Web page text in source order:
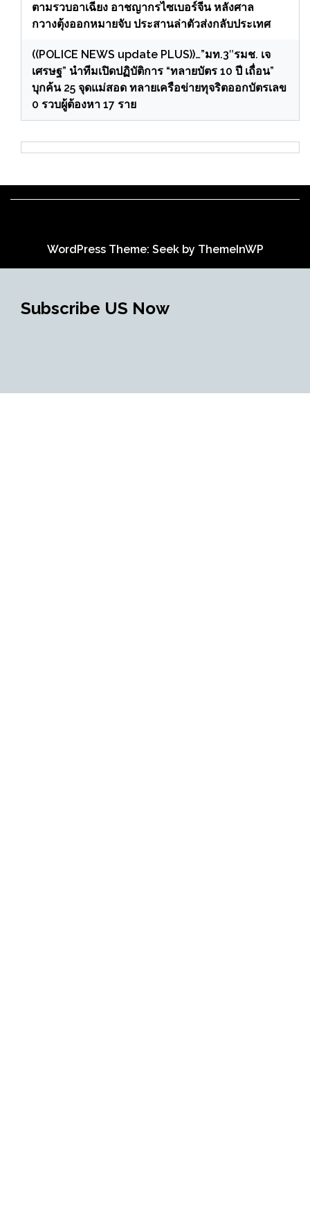
ตามรวบอาเฉียง อาชญากรไซเบอร์จีน หลังศาล
กวางตุ้งออกหมายจับ ประสานล่าตัวส่งกลับประเทศ
((POLICE NEWS update PLUS))…”มท.3″รมช. เจ
เศรษฐ” นำทีมเปิดปฏิบัติการ “ทลายบัตร 10 ปี เถื่อน”
บุกค้น 25 จุดแม่สอด ทลายเครือข่ายทุจริตออกบัตรเลข
0 รวบผู้ต้องหา 17 ราย
WordPress Theme: Seek by ThemeInWP
Subscribe US Now